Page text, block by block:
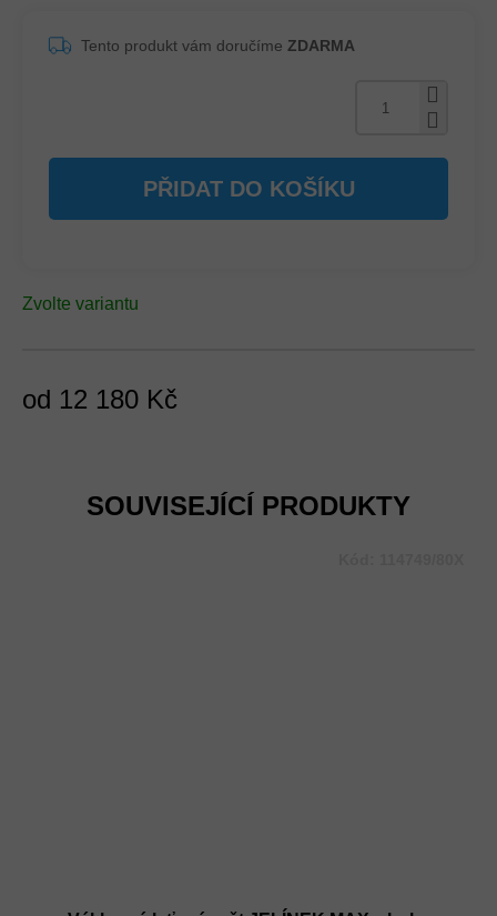
od 12 180 Kč
Zvolte variantu
PŘIDAT DO KOŠÍKU
Tento produkt vám doručíme ZDARMA
SOUVISEJÍCÍ PRODUKTY